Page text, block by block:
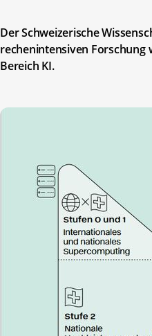
Der Schweizerische
rechenintensiven Forschung
Bereich KI.